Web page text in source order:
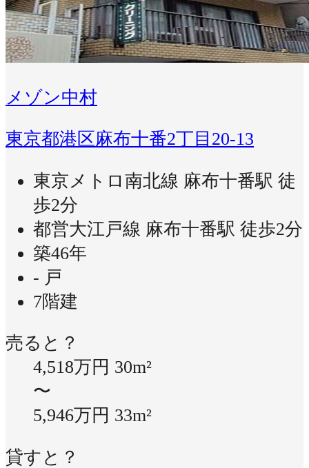
メゾン中村
東京都港区麻布十番2丁目20-13
東京メトロ南北線 麻布十番駅 徒
歩2分
都営大江戸線 麻布十番駅 徒歩2分
築46年
- 戸
7階建
売ると？
4,518万円 30m²
〜
5,946万円 33m²
貸すと？